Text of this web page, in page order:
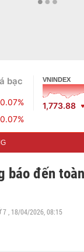
bạc VNINDEX
1,773.88
báo đến
7 , 18/04/2026, 08:15